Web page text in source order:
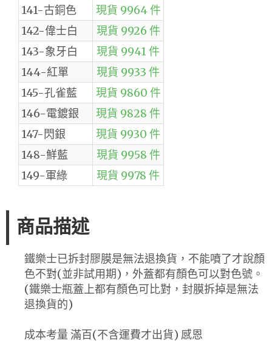
141-古銅色
現貨 9964 件
142-偉士白
現貨 9926 件
143-象牙白
現貨 9941 件
144-紅單
現貨 9933 件
145-孔雀藍
現貨 9860 件
146-電鍍銀
現貨 9828 件
147-閃銀
現貨 9930 件
148-鮮藍
現貨 9958 件
149-軍綠
現貨 9978 件
商品描述
鐵樂士已拆封膠膜是無法退換貨，不能噴了才說顏
色不對(並非試用期)，外蓋都有顏色可以對色號。
(鐵樂士瓶蓋上都有顏色可比對，封膜拆掉是無法
退換貨的)
成本考量 滿百(不含運費才出貨) 感恩